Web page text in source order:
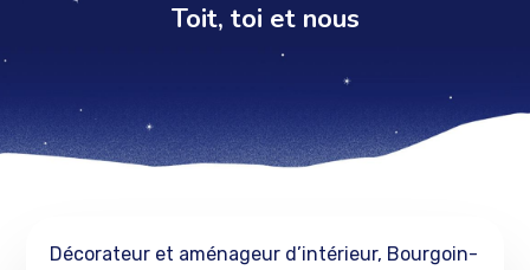
Toit, toi et nous
Décorateur et aménageur d’intérieur, Bourgoin-